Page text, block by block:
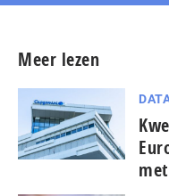
Meer lezen